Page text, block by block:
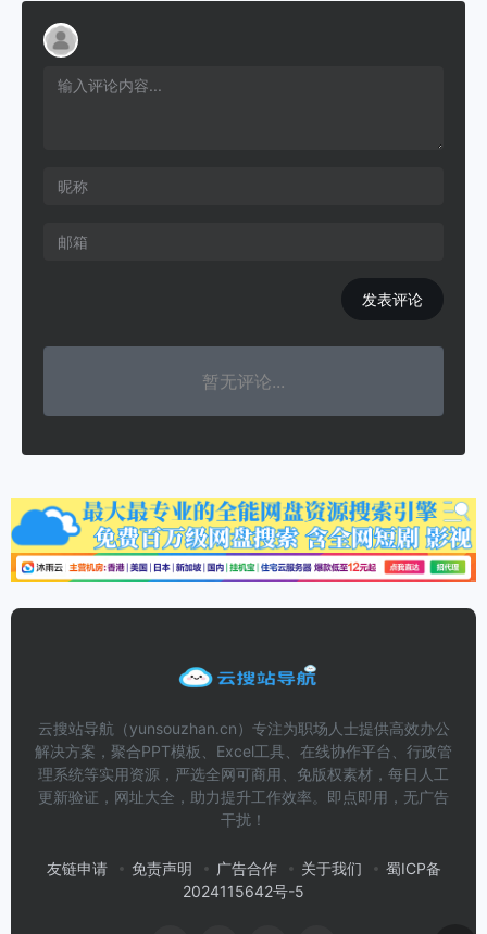
发表评论
暂无评论...
云搜站导航（yunsouzhan.cn）专注为职场人士提供高效办公
解决方案，聚合PPT模板、Excel工具、在线协作平台、行政管
理系统等实用资源，严选全网可商用、免版权素材，每日人工
更新验证，网址大全，助力提升工作效率。即点即用，无广告
干扰！
友链申请 免责声明 广告合作 关于我们
蜀ICP备
2024115642号-5